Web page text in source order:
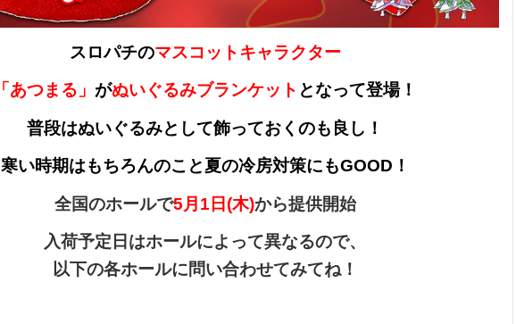
スロパチのマスコットキャラクター
「あつまる」 がぬいぐるみブランケット となって登場！
普段はぬいぐるみとして飾っておくのも良し！
寒い時期はもちろんのこと夏の冷房対策にもGOOD！
全国のホールで5月1日(木)から提供開始
入荷予定日はホールによって異なるので、
以下の各ホールに問い合わせてみてね！